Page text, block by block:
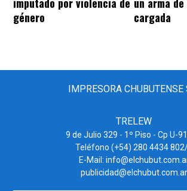
género
cargada
IMPRESORA CHUBUTENSE
TRELEW
9 de Julio 329 - 1º Piso - Cp U-
Teléfono (+54) 280 4434
E-Mail:
publicidad@elchubut.com.ar